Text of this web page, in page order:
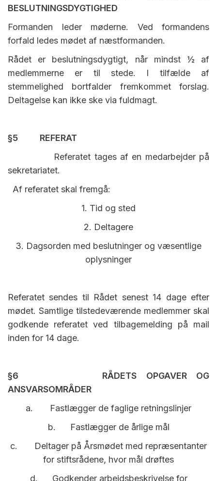
BESLUTNINGSDYGTIGHED
Formanden leder møderne. Ved formandens
forfald ledes mødet af næstformanden.
Rådet er beslutningsdygtigt, når mindst ½ af
medlemmerne er til stede. I tilfælde af
stemmelighed bortfalder fremkommet forslag.
Deltagelse kan ikke ske via fuldmagt.
§5 REFERAT
Referatet tages af en medarbejder på
sekretariatet.
Af referatet skal fremgå:
1. Tid og sted
2. Deltagere
3. Dagsorden med beslutninger og væsentlige
oplysninger
Referatet sendes til Rådet senest 14 dage efter
mødet. Samtlige tilstedeværende medlemmer skal
godkende referatet ved tilbagemelding på mail
inden for 14 dage.
§6 RÅDETS OPGAVER OG
ANSVARSOMRÅDER
a. Fastlægger de faglige retningslinjer
b. Fastlægger de årlige mål
c. Deltager på Årsmødet med repræsentanter
for stiftsrådene, hvor mål drøftes
d. Godkender arbejdsbeskrivelse for